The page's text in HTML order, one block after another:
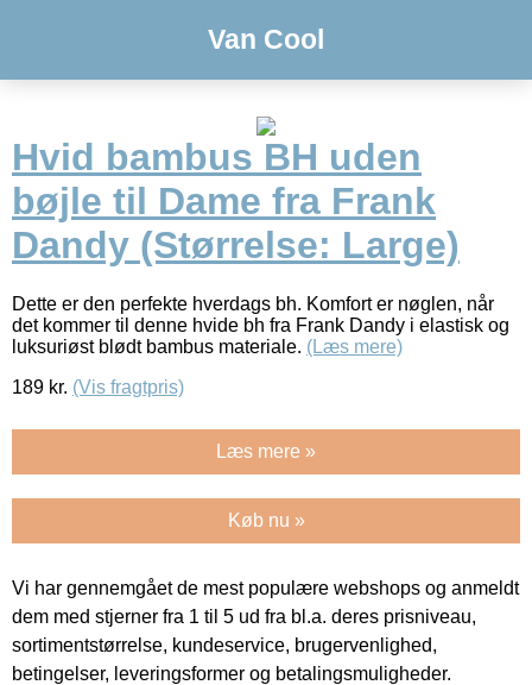
Van Cool
Hvid bambus BH uden
bøjle til Dame fra Frank
Dandy (Størrelse: Large)
Dette er den perfekte hverdags bh. Komfort er nøglen, når
det kommer til denne hvide bh fra Frank Dandy i elastisk og
luksuriøst blødt bambus materiale. (Læs mere)
189 kr. (Vis fragtpris)
Læs mere »
Køb nu »
Vi har gennemgået de mest populære webshops og anmeldt
dem med stjerner fra 1 til 5 ud fra bl.a. deres prisniveau,
sortimentstørrelse, kundeservice, brugervenlighed,
betingelser, leveringsformer og betalingsmuligheder.